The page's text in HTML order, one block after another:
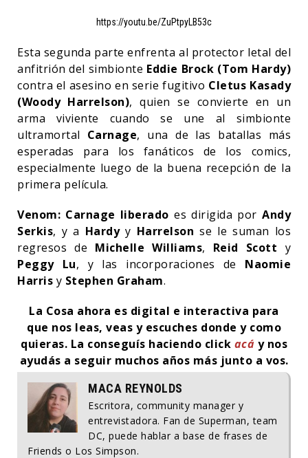
https://youtu.be/ZuPtpyLB53c
Esta segunda parte enfrenta al protector letal del
anfitrión del simbionte Eddie Brock (Tom Hardy)
contra el asesino en serie fugitivo Cletus Kasady
(Woody Harrelson), quien se convierte en un
arma viviente cuando se une al simbionte
ultramortal Carnage, una de las batallas más
esperadas para los fanáticos de los comics,
especialmente luego de la buena recepción de la
primera película.
Venom: Carnage liberado es dirigida porAndy
Serkis, y a Hardyy Harrelson se le suman los
regresos de Michelle Williams, Reid Scott y
Peggy Lu, y las incorporaciones de Naomie
Harris y Stephen Graham.
La Cosa ahora es digital e interactiva para
que nos leas, veas y escuches donde y como
quieras. La conseguís haciendo click acá y nos
ayudás a seguir muchos años más junto a vos.
MACA REYNOLDS
Escritora, community manager y
entrevistadora. Fan de Superman, team
DC, puede hablar a base de frases de
Friends o Los Simpson.